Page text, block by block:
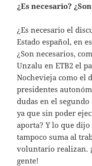
¿Es necesario?
¿Es necesario el
Estado español, en
¿Son necesarios,
Unzalu en ETB2 el
Nochevieja como el
presidentes
dudas en el
ya que sin poder
aporta? Y lo que
tampoco suma al
voluntario realizan.
gente!